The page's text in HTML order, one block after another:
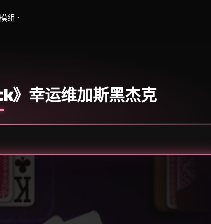
组
》幸运维加斯黑杰克